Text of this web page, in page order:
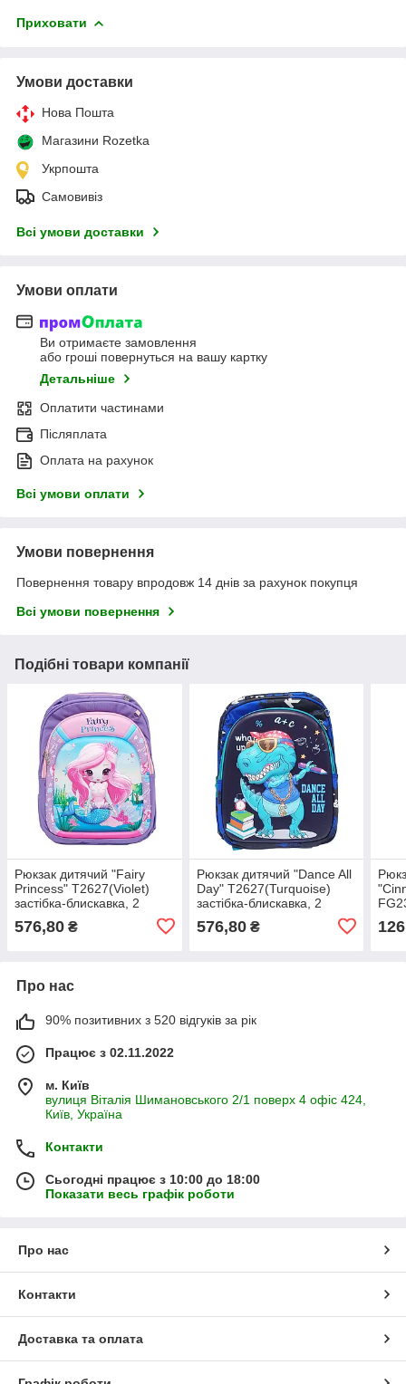
Приховати
Умови доставки
Нова Пошта
Магазини Rozetka
Укрпошта
Самовивіз
Всі умови доставки
Умови оплати
Ви отримаєте замовлення
або гроші повернуться на вашу картку
Детальніше
Оплатити частинами
Післяплата
Оплата на рахунок
Всі умови оплати
Умови повернення
Повернення товару впродовж 14 днів за рахунок покупця
Всі умови повернення
Подібні товари компанії
Рюкзак дитячий "Fairy
Princess" T2627(Violet)
застібка-блискавка, 2
576,80 ₴
Рюкзак дитячий "Dance All
Day" T2627(Turquoise)
застібка-блискавка, 2
576,80₴ 126
Про нас
90% позитивних з 520 відгуків за рік
Працює з 02.11.2022
м. Київ
вулиця Віталія Шимановського 2/1 поверх 4 офіс 424,
Київ, Україна
Контакти
Сьогодні працює з 10:00 до 18:00
Показати весь графік роботи
Про нас
Контакти
Доставка та оплата